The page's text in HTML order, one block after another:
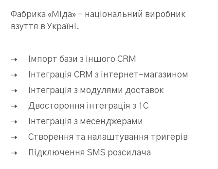
Фабрика «Міда» – національний виробник
взуття в Україні.
Імпорт бази з іншого CRM
Інтеграція CRM з інтернет-магазином
Інтеграція з модулями доставок
Двостороння інтеграція з 1С
Інтеграція з месенджерами
Створення та налаштування тригерів
Підключення SMS розсилача